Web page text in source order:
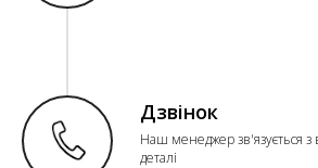
Дзвінок
Наш менеджер зв'язується
деталі